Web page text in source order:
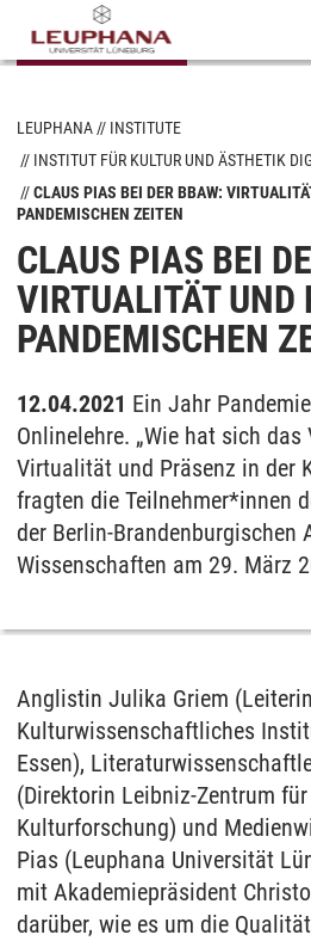
LEUPHANA
INSTITUTE
INSTITUT FÜR KULTUR UND ÄSTHETIK
CLAUS PIAS BEI DER BBAW:
PANDEMISCHEN ZEITEN
CLAUS PIAS BEI
VIRTUALITÄT UND
PANDEMISCHEN
12.04.2021 Ein Jahr
Onlinelehre. „Wie hat sich
Virtualität und Präsenz in der
fragten die Teilnehmer*innen
der Berlin-Brandenburgischen
Wissenschaften am 29. März
Anglistin Julika Griem (Leiterin
Kulturwissenschaftliches
Essen),
(Direktorin Leibniz-Zentrum
Kulturforschung) und
Pias (Leuphana Universität
mit Akademiepräsident
darüber, wie es um die